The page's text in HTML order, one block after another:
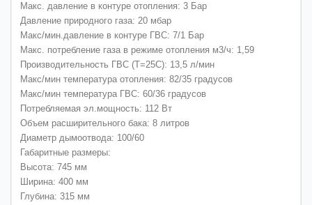
Макс. давление в контуре отопления: 3 Бар
Давление природного газа: 20 мбар
Макс/мин.давление в контуре ГВС: 7/1 Бар
Макс. потребление газа в режиме отопления м3/ч: 1,59
Производительность ГВС (Т=25С): 13,5 л/мин
Макс/мин температура отопления: 82/35 градусов
Макс/мин температура ГВС: 60/36 градусов
Потребляемая эл.мощность: 112 Вт
Объем расширительного бака: 8 литров
Диаметр дымоотвода: 100/60
Габаритные размеры:
Высота: 745 мм
Ширина: 400 мм
Глубина: 315 мм